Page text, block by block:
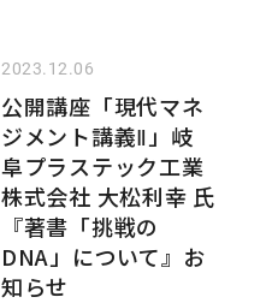
2023.12.06
公開講座「現代マネ
ジメント講義Ⅱ」岐
阜プラステック工業
株式会社 大松利幸 氏
『著書「挑戦の
DNA」について』お
知らせ